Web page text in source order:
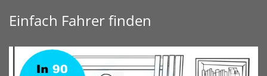
Einfach Fahrer finden